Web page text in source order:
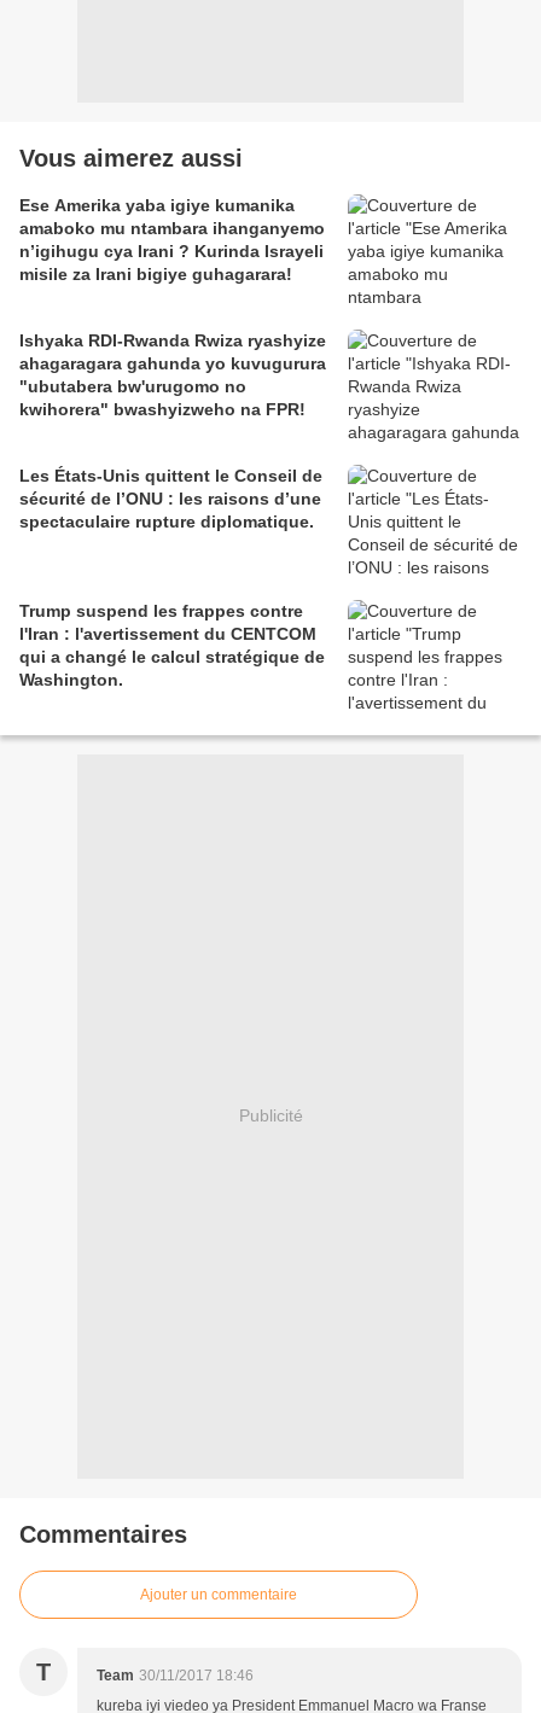
Vous aimerez aussi
Ese Amerika yaba igiye kumanika
amaboko mu ntambara ihanganyemo
n’igihugu cya Irani ? Kurinda Israyeli
misile za Irani bigiye guhagarara!
Ishyaka RDI-Rwanda Rwiza ryashyize
ahagaragara gahunda yo kuvugurura
"ubutabera bw'urugomo no
kwihorera" bwashyizweho na FPR!
Les États-Unis quittent le Conseil de
sécurité de l’ONU : les raisons d’une
spectaculaire rupture diplomatique.
Trump suspend les frappes contre
l'Iran : l'avertissement du CENTCOM
qui a changé le calcul stratégique de
Washington.
Publicité
Commentaires
Ajouter un commentaire
T Team 30/11/2017 18:46
kureba iyi viedeo ya President Emmanuel Macro wa Franse